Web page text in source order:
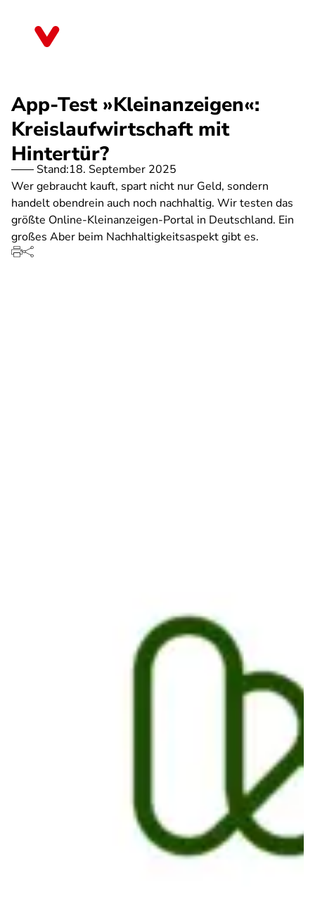
App-Test »Kleinanzeigen«:
Kreislaufwirtschaft mit
Hintertür?
Stand:18. September 2025
Wer gebraucht kauft, spart nicht nur Geld, sondern
handelt obendrein auch noch nachhaltig. Wir testen das
größte Online-Kleinanzeigen-Portal in Deutschland. Ein
großes Aber beim Nachhaltigkeitsaspekt gibt es.